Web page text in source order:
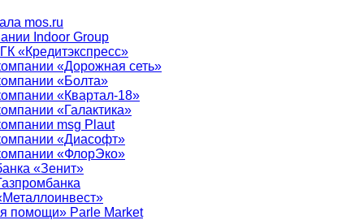
mos.ru
Indoor Group
«Кредитэкспресс»
«Дорожная сеть»
«Болта»
«Квартал-18»
«Галактика»
msg Plaut
«Диасофт»
«ФлорЭко»
«Зенит»
помощи» Parle Market